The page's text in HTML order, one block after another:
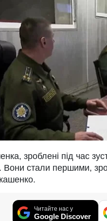
зроблені під час
Вони стали першими,
Читайте нас у
Google Discover